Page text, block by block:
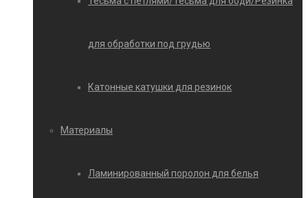
для обработки под грудью
Катонные катушки для резинок
Материалы
Ламинированный поролон для белья